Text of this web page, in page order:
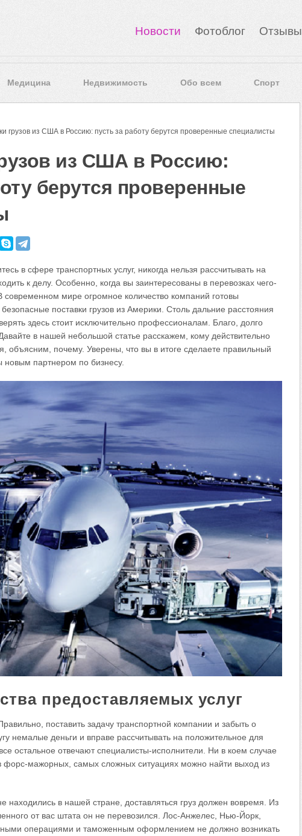
Новости Фотоблог Отзывы
Медицина Недвижимость Обо всем Спорт
из США в Россию: пусть за работу берутся проверенные специалисты
из США в Россию:
берутся проверенные
в сфере транспортных услуг, никогда нельзя рассчитывать на
к делу. Особенно, когда вы заинтересованы в перевозках чего-
современном мире огромное количество компаний готовы
поставки грузов из Америки. Столь дальние расстояния
здесь стоит исключительно профессионалам. Благо, долго
в нашей небольшой статье расскажем, кому действительно
объясним, почему. Уверены, что вы в итоге сделаете правильный
новым партнером по бизнесу.
предоставляемых услуг
поставить задачу транспортной компании и забыть о
немалые деньги и вправе рассчитывать на положительное для
остальное отвечают специалисты-исполнители. Ни в коем случае
форс-мажорных, самых сложных ситуациях можно найти выход из
в нашей стране, доставляться груз должен вовремя. Из
от вас штата он не перевозился. Лос-Анжелес, Нью-Йорк,
операциями и таможенным оформлением не должно возникать